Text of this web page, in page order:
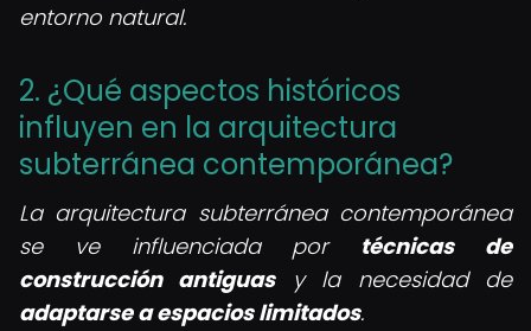
entorno natural.
2. ¿Qué aspectos históricos
influyen en la arquitectura
subterránea contemporánea?
La arquitectura subterránea contemporánea
se ve influenciada por técnicas de
construcción antiguasy la necesidad de
adaptarse a espacios limitados.